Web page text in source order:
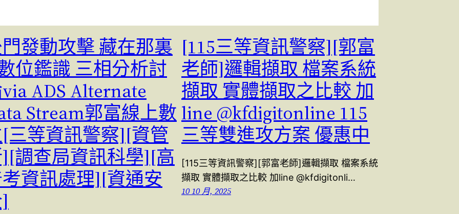
發動攻擊 藏在那裏
位鑑識 三相分析討
ADS Alternate
Stream郭富線上數
三等資訊警察][資管
調查局資訊科學][高
資訊處理][資通安
[115三等資訊警察][郭富
老師]邏輯擷取 檔案系統
擷取 實體擷取之比較 加
line @kfdigitonline 115
三等雙進攻方案 優惠中
[115三等資訊警察][郭富老師]邏輯擷取 檔案系統
擷取 實體擷取之比較 加line @kfdigitonli…
10 10 月, 2025